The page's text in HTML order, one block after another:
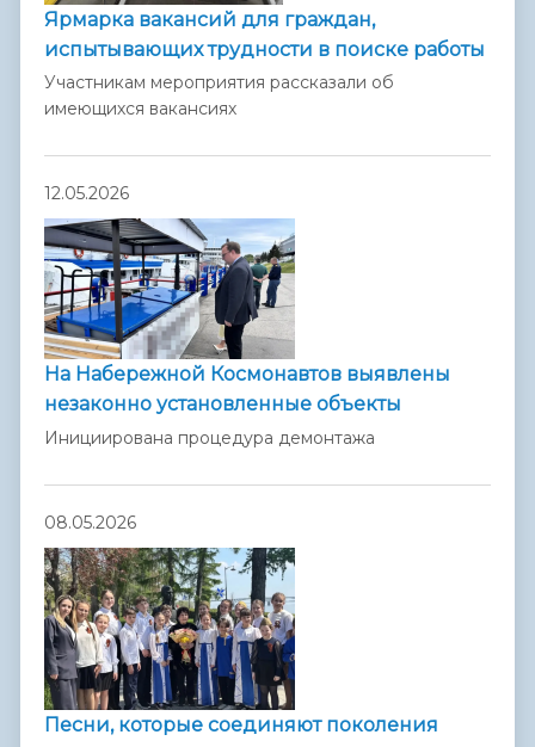
Ярмарка вакансий для граждан,
испытывающих трудности в поиске работы
Участникам мероприятия рассказали об
имеющихся вакансиях
12.05.2026
На Набережной Космонавтов выявлены
незаконно установленные объекты
Инициирована процедура демонтажа
08.05.2026
Песни, которые соединяют поколения